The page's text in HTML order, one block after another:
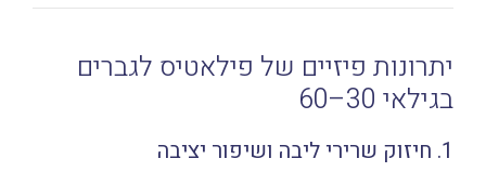
יתרונות פיזיים של פילאטיס לגברים
בגילאי 30–60
1. חיזוק שרירי ליבה ושיפור יציבה